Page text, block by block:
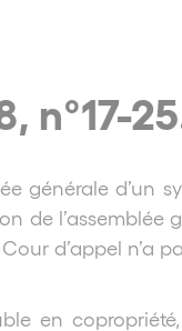
n°17-
générale d’un
de l’assemblée
d’appel n’a
en